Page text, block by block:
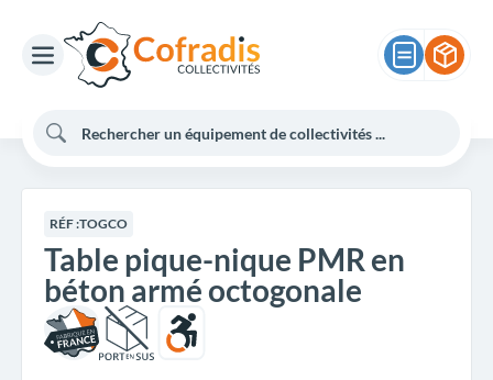
RÉF :TOGCO
Table pique-nique PMR en
béton armé octogonale